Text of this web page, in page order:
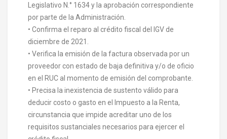
Legislativo N.° 1634 y la aprobación correspondiente
por parte de la Administración.
• Confirma el reparo al crédito fiscal del IGV de
diciembre de 2021.
• Verifica la emisión de la factura observada por un
proveedor con estado de baja definitiva y/o de oficio
en el RUC al momento de emisión del comprobante.
• Precisa la inexistencia de sustento válido para
deducir costo o gasto en el Impuesto a la Renta,
circunstancia que impide acreditar uno de los
requisitos sustanciales necesarios para ejercer el